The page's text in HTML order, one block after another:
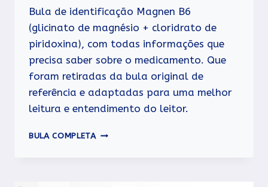
Bula de identificação Magnen B6
(glicinato de magnésio + cloridrato de
piridoxina), com todas informações que
precisa saber sobre o medicamento. Que
foram retiradas da bula original de
referência e adaptadas para uma melhor
leitura e entendimento do leitor.
BULA COMPLETA MAGNEN